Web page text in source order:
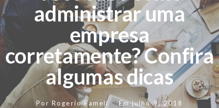
administrar uma
empresa
corretamente? Confira
algumas dicas
Por Rogerio Fameli Em julho 9, 2018